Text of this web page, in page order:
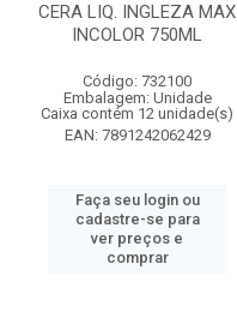
CERA LIQ. INGLEZA MAX
INCOLOR 750ML
Código: 732100
Embalagem: Unidade
Caixa contém 12 unidade(s)
EAN: 7891242062429
Faça seu login ou
cadastre-se para
ver preços e
comprar